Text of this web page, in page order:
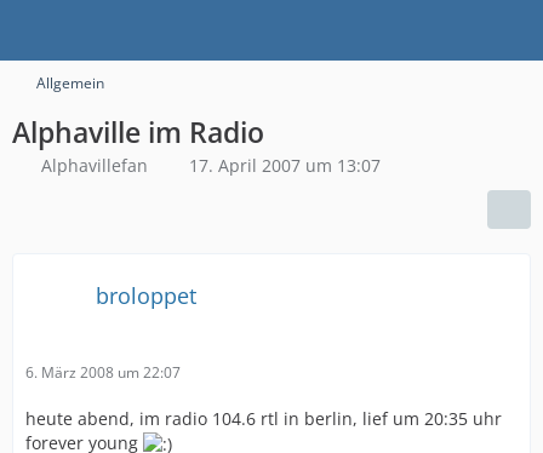
Allgemein
Alphaville im Radio
Alphavillefan 17. April 2007 um 13:07
broloppet
6. März 2008 um 22:07
heute abend, im radio 104.6 rtl in berlin, lief um 20:35 uhr
forever young